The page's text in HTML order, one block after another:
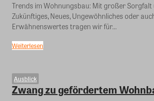
Trends im Wohnungsbau: Mit großer
Zukünftiges, Neues, Ungewöhnliches oder
Erwähnenswertes tragen wir für...
Weiterlesen
Ausblick
Zwang zu gefördertem